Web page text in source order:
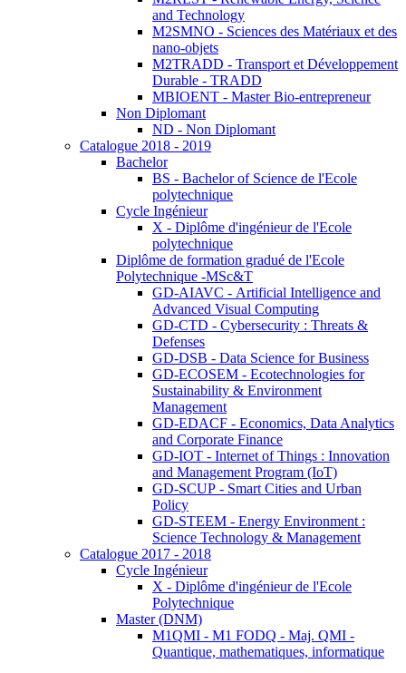
and Technology
M2SMNO - Sciences des Matériaux et des
nano-objets
M2TRADD - Transport et Développement
Durable - TRADD
MBIOENT - Master Bio-entrepreneur
Non Diplomant
ND - Non Diplomant
Catalogue 2018 - 2019
Bachelor
BS - Bachelor of Science de l'Ecole
polytechnique
Cycle Ingénieur
X - Diplôme d'ingénieur de l'Ecole
polytechnique
Diplôme de formation gradué de l'Ecole
Polytechnique -MSc&T
GD-AIAVC - Artificial Intelligence and
Advanced Visual Computing
GD-CTD - Cybersecurity : Threats &
Defenses
GD-DSB - Data Science for Business
GD-ECOSEM - Ecotechnologies for
Sustainability & Environment
Management
GD-EDACF - Economics, Data Analytics
and Corporate Finance
GD-IOT - Internet of Things : Innovation
and Management Program (IoT)
GD-SCUP - Smart Cities and Urban
Policy
GD-STEEM - Energy Environment :
Science Technology & Management
Catalogue 2017 - 2018
Cycle Ingénieur
X - Diplôme d'ingénieur de l'Ecole
Polytechnique
Master (DNM)
M1QMI - M1 FODQ - Maj. QMI -
Quantique, mathematiques, informatique